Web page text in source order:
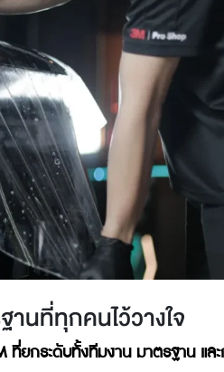
สิทธิภาพจาก 3M